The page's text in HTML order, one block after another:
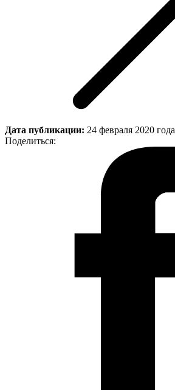
Дата публикации: 24 февраля 2020 года
Поделиться: